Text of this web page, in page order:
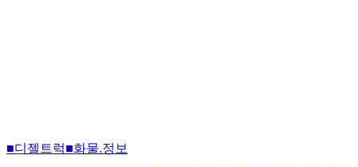
■디젤트럭■화물.정보